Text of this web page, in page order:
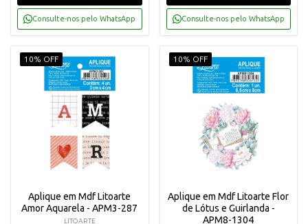
Consulte-nos pelo WhatsApp Consulte-nos pelo WhatsApp
10% OFF
Aplique em Mdf Litoarte
Amor Aquarela - APM3-287
LITOARTE
10% OFF
Aplique em Mdf Litoarte Flor
de Lótus e Guirlanda -
APM8-1304